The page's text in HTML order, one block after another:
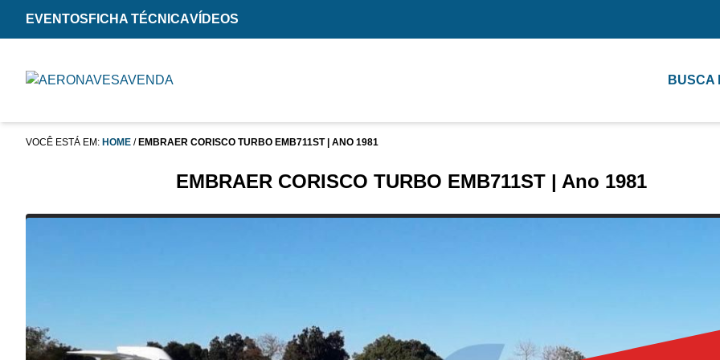
EVENTOS FICHA TÉCNICAVÍDEOS
BUSCA
VOCÊ ESTÁ EM: HOME / EMBRAER CORISCO TURBO EMB711ST | ANO 1981
EMBRAER CORISCO TURBO EMB711ST | Ano 1981